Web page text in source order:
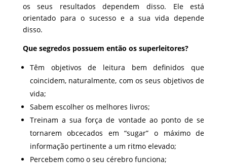
os seus resultados dependem disso. Ele está
orientado para o sucesso e a sua vida depende
disso.
Que segredos possuem então os superleitores?
Têm objetivos de leitura bem definidos que
coincidem, naturalmente, com os seus objetivos de
vida;
Sabem escolher os melhores livros;
Treinam a sua força de vontade ao ponto de se
tornarem obcecados em “sugar” o máximo de
informação pertinente a um ritmo elevado;
Percebem como o seu cérebro funciona;